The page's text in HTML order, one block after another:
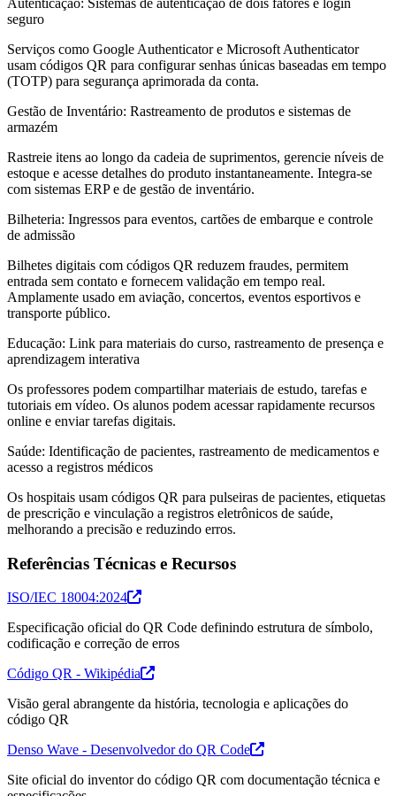
seguro
Serviços como Google Authenticator e Microsoft Authenticator
usam códigos QR para configurar senhas únicas baseadas em tempo
(TOTP) para segurança aprimorada da conta.
Gestão de Inventário: Rastreamento de produtos e sistemas de
armazém
Rastreie itens ao longo da cadeia de suprimentos, gerencie níveis de
estoque e acesse detalhes do produto instantaneamente. Integra-se
com sistemas ERP e de gestão de inventário.
Bilheteria: Ingressos para eventos, cartões de embarque e controle
de admissão
Bilhetes digitais com códigos QR reduzem fraudes, permitem
entrada sem contato e fornecem validação em tempo real.
Amplamente usado em aviação, concertos, eventos esportivos e
transporte público.
Educação: Link para materiais do curso, rastreamento de presença e
aprendizagem interativa
Os professores podem compartilhar materiais de estudo, tarefas e
tutoriais em vídeo. Os alunos podem acessar rapidamente recursos
online e enviar tarefas digitais.
Saúde: Identificação de pacientes, rastreamento de medicamentos e
acesso a registros médicos
Os hospitais usam códigos QR para pulseiras de pacientes, etiquetas
de prescrição e vinculação a registros eletrônicos de saúde,
melhorando a precisão e reduzindo erros.
Referências Técnicas e Recursos
ISO/IEC 18004:2024
Especificação oficial do QR Code definindo estrutura de símbolo,
codificação e correção de erros
Código QR - Wikipédia
Visão geral abrangente da história, tecnologia e aplicações do
código QR
Denso Wave - Desenvolvedor do QR Code
Site oficial do inventor do código QR com documentação técnica e